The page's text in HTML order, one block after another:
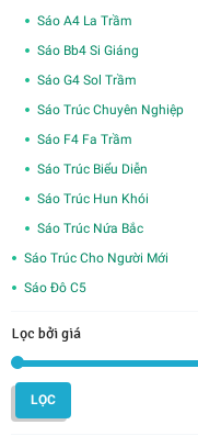
Sáo A4 La Trầm
Sáo Bb4 Si Giáng
Sáo G4 Sol Trầm
Sáo Trúc Chuyên Nghiệp
Sáo F4 Fa Trầm
Sáo Trúc Biểu Diễn
Sáo Trúc Hun Khói
Sáo Trúc Nứa Bắc
Sáo Trúc Cho Người Mới
Sáo Đô C5
Lọc bởi giá
LỌC